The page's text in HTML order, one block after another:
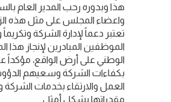
هذا وبدوره رحب المدير العام
واعضاء المجلس على مثل هذه
تعتبر دعماً لإدارة الشركة
الموظفين المبادرين لإنجاز هذا
الوطني على أرض الواقع، مؤكداً
بكفاءات الشركة وسعيهم
العمل والارتقاء بخدمات الشركة
مقدراتها بشكل أمثل